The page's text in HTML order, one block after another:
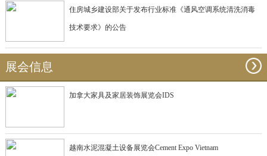
住房城乡建设部关于发布行业标准《通风空调系统清洗消毒
技术要求》的公告
展会信息
加拿大家具及家居装饰展览会IDS
越南水泥混凝土设备展览会Cement Expo Vietnam